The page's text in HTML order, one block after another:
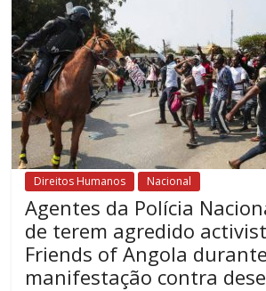
Direitos Humanos Nacional
Agentes da Polícia
de terem agredido
Friends of Angola durante
manifestação contra